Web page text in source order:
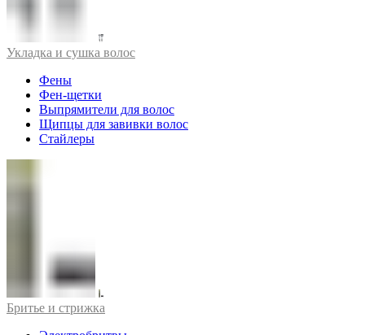
Укладка и сушка волос
Фены
Фен-щетки
Выпрямители для волос
Щипцы для завивки волос
Стайлеры
Бритье и стрижка